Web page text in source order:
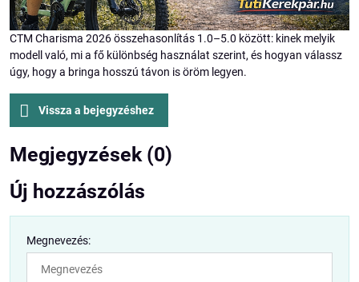
CTM Charisma 2026 összehasonlítás 1.0–5.0 között: kinek melyik
modell való, mi a fő különbség használat szerint, és hogyan válassz
úgy, hogy a bringa hosszú távon is öröm legyen.
Vissza a bejegyzéshez
Megjegyzések (0)
Új hozzászólás
Megnevezés: